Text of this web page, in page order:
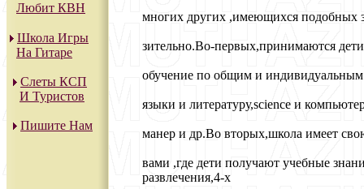
Любит КВН
Школа Игры
На Гитаре
Слеты КСП
И Туристов
Пишите Нам
многих других ,имеющихся подобных
зительно.Во-первых,принимаются
обучение по общим и
языки и литературу,science и
манер и др.Во вторых,школа имеет
вами ,где дети получают учебные
развлечения,4-х